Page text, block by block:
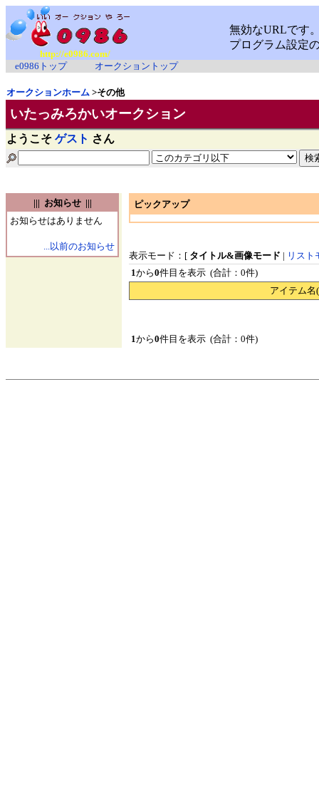
http://e0986.com/
e0986トップ
オークショントップ
オークションホーム >その他
いたっみろかいオークション
ようこそ ゲスト さん
||| お知らせ |||
お知らせはありません
...以前のお知らせ
ピックアップ
表示モード：[ タイトル&画像モード | リスト
1から0件目を表示 (合計：0件)
アイテム名
1から0件目を表示 (合計：0件)